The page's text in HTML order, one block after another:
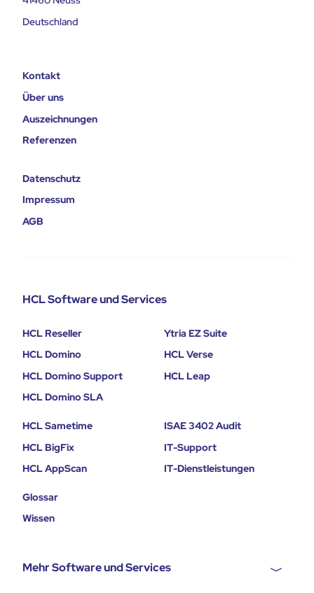
Deutschland
Kontakt
Über uns
Auszeichnungen
Referenzen
Datenschutz
Impressum
AGB
HCL Software und Services
HCL Reseller
HCL Domino
HCL Domino Support
HCL Domino SLA
Ytria EZ Suite
HCL Verse
HCL Leap
HCL Sametime
HCL BigFix
HCL AppScan
ISAE 3402 Audit
IT-Support
IT-Dienstleistungen
Glossar
Wissen
Mehr Software und Services